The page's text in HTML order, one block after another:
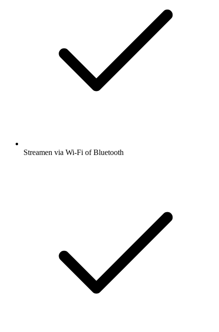
Streamen via Wi-Fi of Bluetooth